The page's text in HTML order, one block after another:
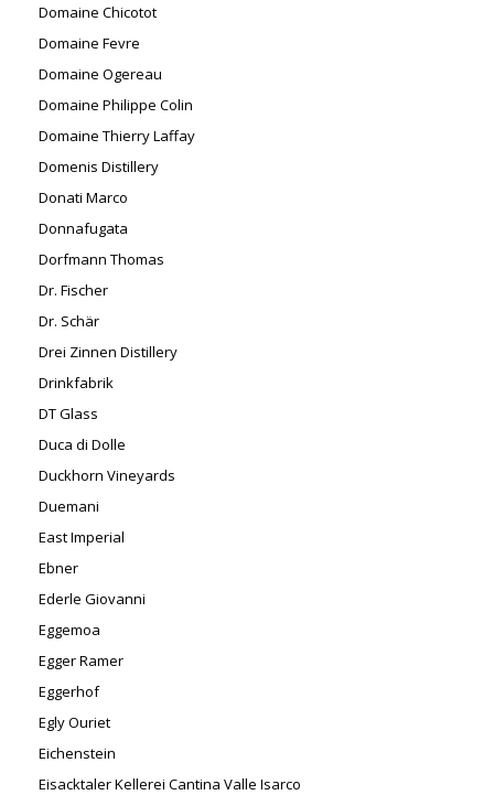
Domaine Chicotot
Domaine Fevre
Domaine Ogereau
Domaine Philippe Colin
Domaine Thierry Laffay
Domenis Distillery
Donati Marco
Donnafugata
Dorfmann Thomas
Dr. Fischer
Dr. Schär
Drei Zinnen Distillery
Drinkfabrik
DT Glass
Duca di Dolle
Duckhorn Vineyards
Duemani
East Imperial
Ebner
Ederle Giovanni
Eggemoa
Egger Ramer
Eggerhof
Egly Ouriet
Eichenstein
Eisacktaler Kellerei Cantina Valle Isarco